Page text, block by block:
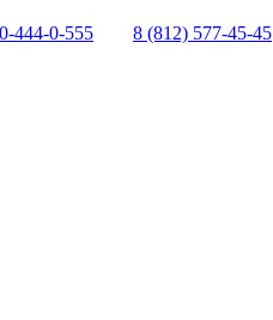
444-0-555 8 (812) 577-45-45